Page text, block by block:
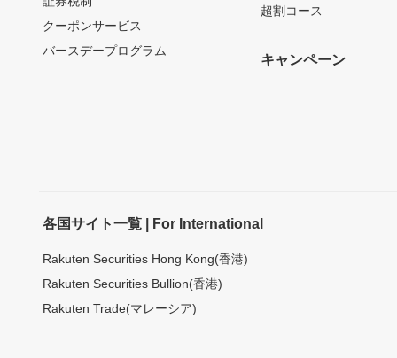
クーポンサービス
バースデープログラム
超割コース
キャンペーン
各国サイト一覧 | For International
Rakuten Securities Hong Kong(香港)
Rakuten Securities Bullion(香港)
Rakuten Trade(マレーシア)